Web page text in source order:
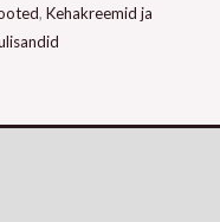
, Kehakreemid ja